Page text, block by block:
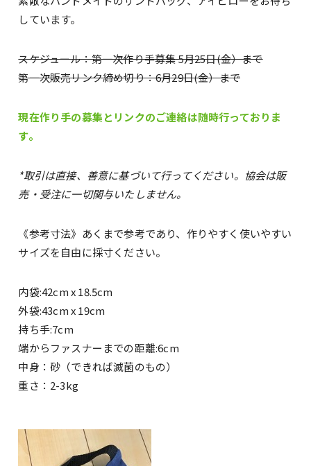
しています。
スケジュール：第一次作り手募集 5月25日(金）まで
第一次販売リンク締め切り：6月29日(金）まで
現在作り手の募集とリンクのご連絡は随時行っておりま
す。
*取引は直接、善意に基づいて行ってください。協会は販
売・受注に一切関与いたしません。
《参考寸法》あくまで参考であり、作りやすく使いやすい
サイズを自由に採寸ください。
内袋:42cm x 18.5cm
外袋:43cm x 19cm
持ち手:7cm
端からファスナーまでの距離:6cm
中身：砂（できれば滅菌のもの）
重さ：2-3kg